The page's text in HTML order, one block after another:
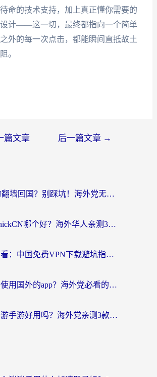
命的技术支持，加上真正懂你需要的
计——这一切，最终都指向一个简单
外的每一次点击，都能瞬间直抵故土
。
篇文章 后一篇文章 →
NordVPN翻墙回国？别踩坑！海外党无缝访问国内资源的真实指南
斧牛和ChickCN哪个好？海外华人亲测3款回国加速器+免费试用攻略
海外党必看：中国免费VPN下载避坑指南 + 无缝访问国内资源的终极方案
回国怎么使用国外的app？海外党必看的无缝访问国内资源全攻略
斧牛和奇游手游好用吗？海外党亲测3款回国加速器，选对才能无缝刷国内资源